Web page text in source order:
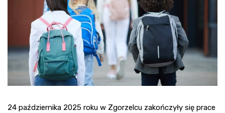
24 października 2025 roku w Zgorzelcu zakończyły się prace